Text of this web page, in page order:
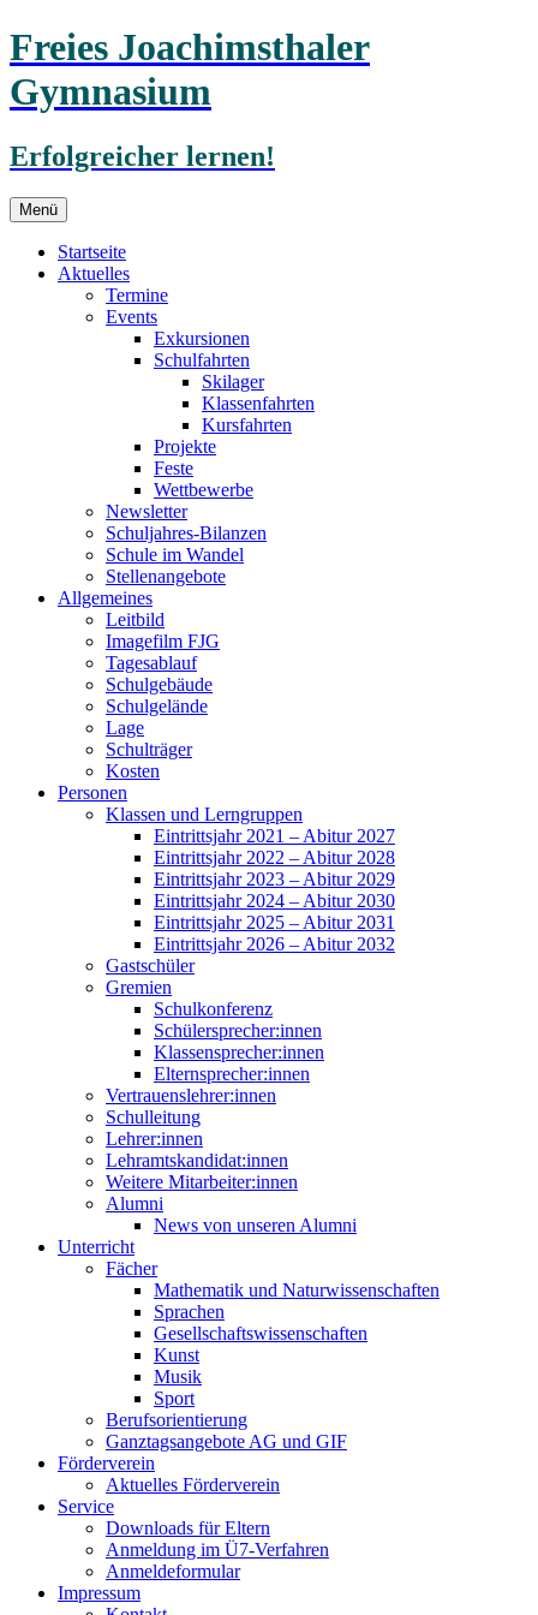
Freies Joachimsthaler
Gymnasium
Erfolgreicher lernen!
Menü Zum
Inhalt
springen
Startseite
Aktuelles
Termine
Events
Exkursionen
Schulfahrten
Skilager
Klassenfahrten
Kursfahrten
Projekte
Feste
Wettbewerbe
Newsletter
Schuljahres-Bilanzen
Schule im Wandel
Stellenangebote
Allgemeines
Leitbild
Imagefilm FJG
Tagesablauf
Schulgebäude
Schulgelände
Lage
Schulträger
Kosten
Personen
Klassen und Lerngruppen
Eintrittsjahr 2021 – Abitur 2027
Eintrittsjahr 2022 – Abitur 2028
Eintrittsjahr 2023 – Abitur 2029
Eintrittsjahr 2024 – Abitur 2030
Eintrittsjahr 2025 – Abitur 2031
Eintrittsjahr 2026 – Abitur 2032
Gastschüler
Gremien
Schulkonferenz
Schülersprecher:innen
Klassensprecher:innen
Elternsprecher:innen
Vertrauenslehrer:innen
Schulleitung
Lehrer:innen
Lehramtskandidat:innen
Weitere Mitarbeiter:innen
Alumni
News von unseren Alumni
Unterricht
Fächer
Mathematik und Naturwissenschaften
Sprachen
Gesellschaftswissenschaften
Kunst
Musik
Sport
Berufsorientierung
Ganztagsangebote AG und GIF
Förderverein
Aktuelles Förderverein
Service
Downloads für Eltern
Anmeldung im Ü7-Verfahren
Anmeldeformular
Impressum